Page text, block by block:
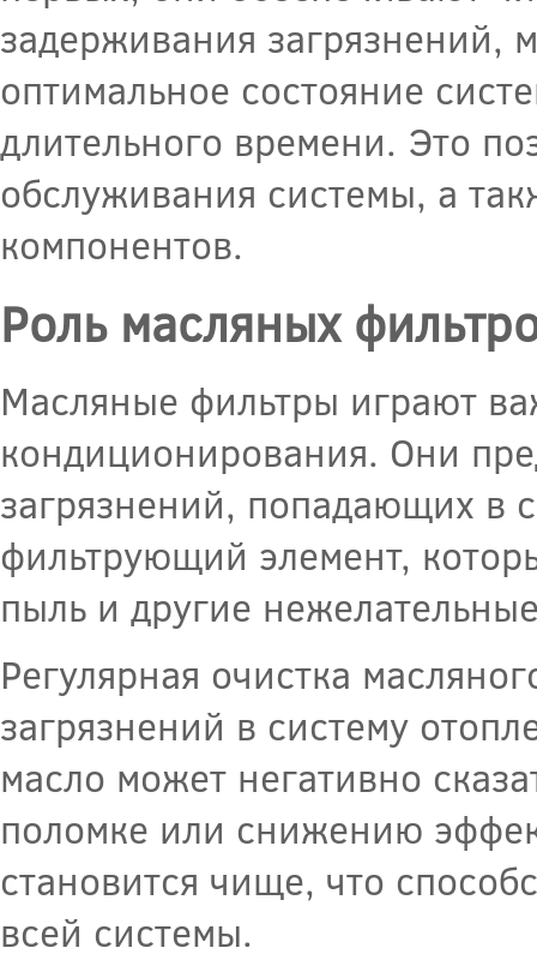
задерживания загрязнений,
оптимальное состояние
длительного времени. Это
обслуживания системы, а
компонентов.
Роль масляных
Масляные фильтры играют
кондиционирования. Они
загрязнений, попадающих в
фильтрующий элемент,
пыль и другие
Регулярная очистка
загрязнений в систему
масло может негативно
поломке или снижению
становится чище, что
всей системы.